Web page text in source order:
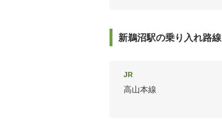
新鵜沼駅の乗り入れ路線
JR
高山本線